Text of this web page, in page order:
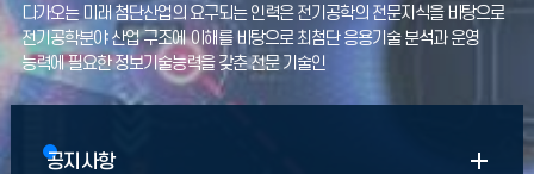
다가오는 미래 첨단산업의 요구되는 인력은 전기공학의 전문지식을 바탕으로
전기공학분야 산업 구조에 이해를 바탕으로 최첨단 응용기술 분석과 운영
능력에 필요한 정보기술능력을 갖춘 전문 기술인
공지사항